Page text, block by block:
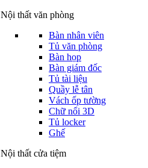
Nội thất văn phòng
Bàn nhân viên
Tủ văn phòng
Bàn họp
Bàn giám đốc
Tủ tài liệu
Quầy lễ tân
Vách ốp tường
Chữ nổi 3D
Tủ locker
Ghế
Nội thất cửa tiệm